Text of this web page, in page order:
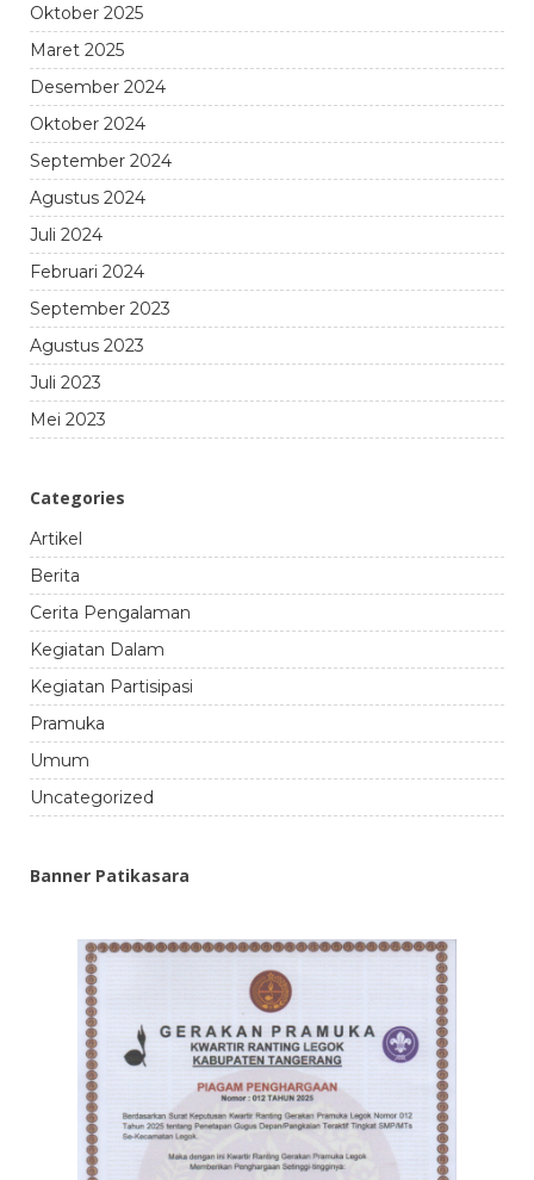
Oktober 2025
Maret 2025
Desember 2024
Oktober 2024
September 2024
Agustus 2024
Juli 2024
Februari 2024
September 2023
Agustus 2023
Juli 2023
Mei 2023
Categories
Artikel
Berita
Cerita Pengalaman
Kegiatan Dalam
Kegiatan Partisipasi
Pramuka
Umum
Uncategorized
Banner Patikasara